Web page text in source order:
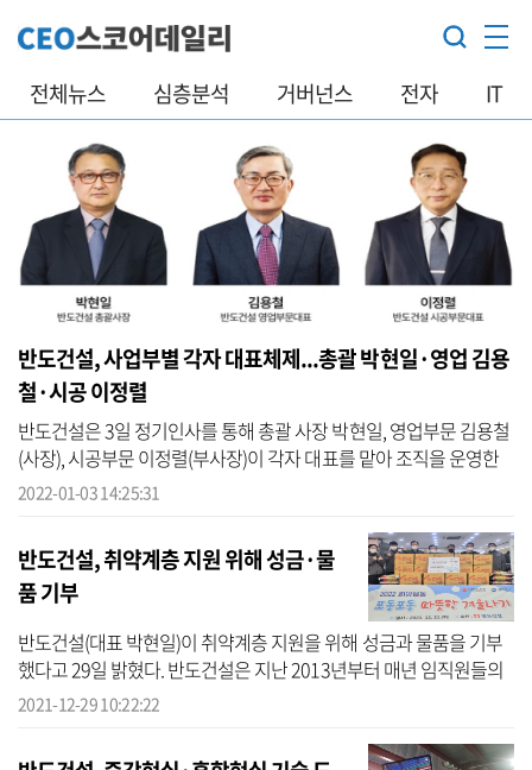
전체뉴스 심층분석 거버넌스 전자 IT
반도건설, 사업부별 각자 대표체제...총괄 박현일·영업 김용
철·시공 이정렬
반도건설은 3일 정기인사를 통해 총괄 사장 박현일, 영업부문 김용철
(사장), 시공부문 이정렬(부사장)이 각자 대표를 맡아 조직을 운영한
다고 밝혔다. 이번 정기인사의 특징은 각자 대표중심의 책임경영체제
2022-01-03 14:25:31
반도건설, 취약계층 지원 위해 성금·물
품 기부
반도건설(대표 박현일)이 취약계층 지원을 위해 성금과 물품을 기부
했다고 29일 밝혔다. 반도건설은 지난 2013년부터 매년 임직원들의
송년 봉사활동과 물품 기부를 이어왔으며 작년부터는 신종 코로나바
2021-12-29 10:22:22